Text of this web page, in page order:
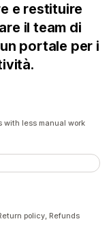
e restituire
il team di
portale per i
with less manual work
policy, Refunds